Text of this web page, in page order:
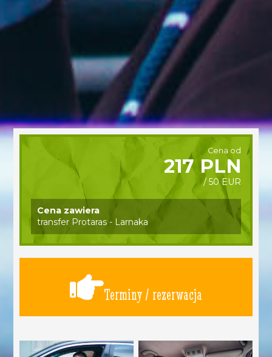
Cena od
217 PLN
/ 50 EUR
Cena zawiera
transfer Protaras - Larnaka
Terminy / rezerwacja